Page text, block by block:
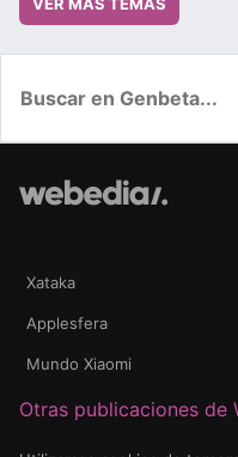
Xataka
Applesfera
Mundo Xiaomi
Otras publicaciones de